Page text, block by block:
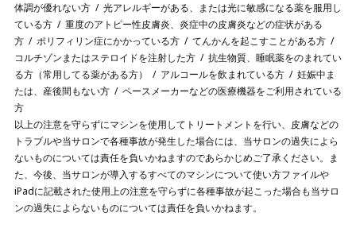
体調が優れない方
光アレルギーがある、または光に敏感になる薬を服用し
ている方
重度のアトピー性皮膚炎、炎症中の皮膚炎などの症状がある
方
ポリフィリン症にかかっている方
てんかんを起こすことがある方
コルチゾンまたはステロイドを注射した方
抗生物質、睡眠薬をのまれてい
る方（常用してる薬がある方）
アルコールを飲まれている方
妊娠中ま
たは、産後間もない方
ペースメーカーなどの医療機器をご利用されている
方
以上の注意を守らずにマシンを使用してトリートメントを行い、皮膚などの
トラブルや当サロンで各種事故が発生した場合には、当サロンの過失によら
ないものについては責任を負いかねますのであらかじめご了承ください。ま
た、今後、当サロンが導入するすべてのマシンについて使い方ファイルや
iPadに記載された使用上の注意を守らずに各種事故が起こった場合も当サロ
ンの過失によらないものについては責任を負いかねます。